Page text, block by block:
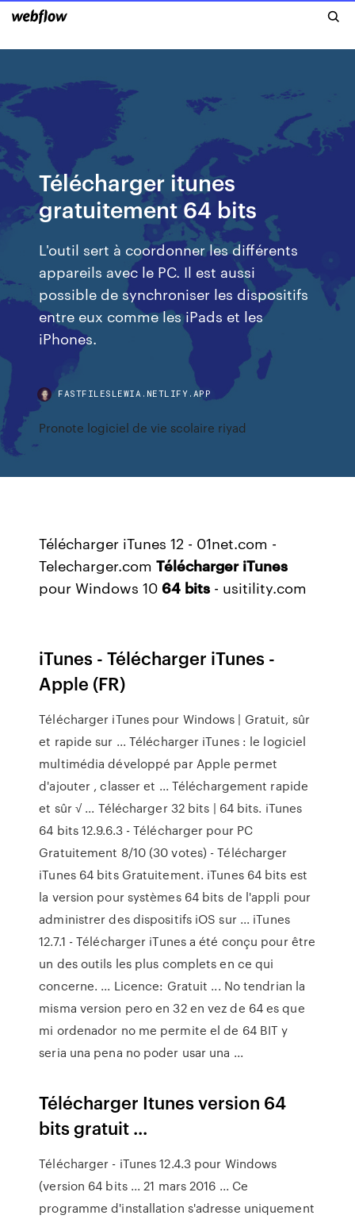
Télécharger itunes
gratuitement 64 bits
L'outil sert à coordonner les différents
appareils avec le PC. Il est aussi
possible de synchroniser les dispositifs
entre eux comme les iPads et les
iPhones.
FASTFILESLEWIA.NETLIFY.APP
Pronote logiciel de vie scolaire riyad
Télécharger iTunes 12 - 01net.com -
Telecharger.comTélécharger iTunes
pour Windows 10 64 bits - usitility.com
iTunes - Télécharger iTunes -
Apple (FR)
Télécharger iTunes pour Windows | Gratuit, sûr
et rapide sur ... Télécharger iTunes : le logiciel
multimédia développé par Apple permet
d'ajouter , classer et ... Téléchargement rapide
et sûr √ ... Télécharger 32 bits | 64 bits. iTunes
64 bits 12.9.6.3 - Télécharger pour PC
Gratuitement 8/10 (30 votes) - Télécharger
iTunes 64 bits Gratuitement. iTunes 64 bits est
la version pour systèmes 64 bits de l'appli pour
administrer des dispositifs iOS sur ... iTunes
12.7.1 - Télécharger iTunes a été conçu pour être
un des outils les plus complets en ce qui
concerne. ... Licence: Gratuit ... No tendrian la
misma version pero en 32 en vez de 64 es que
mi ordenador no me permite el de 64 BIT y
seria una pena no poder usar una ...
Télécharger Itunes version 64
bits gratuit ...
Télécharger - iTunes 12.4.3 pour Windows
(version 64 bits ... 21 mars 2016 ... Ce
programme d'installation s'adresse uniquement